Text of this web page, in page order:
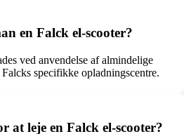
en Falck el-scooter?
ved anvendelse af almindelige
specifikke opladningscentre.
at leje en Falck el-scooter?